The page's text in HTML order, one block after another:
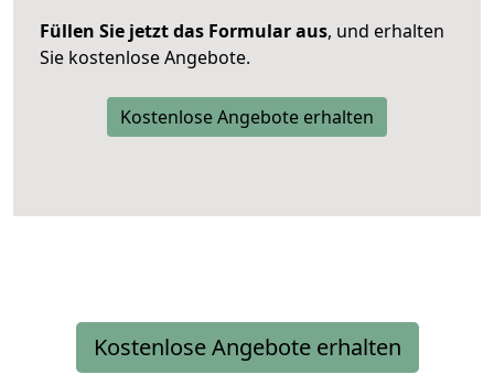
Füllen Sie jetzt das Formular aus, und erhalten
Sie kostenlose Angebote.
Kostenlose Angebote erhalten
Kostenlose Angebote erhalten